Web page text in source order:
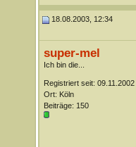
18.08.2003, 12:34
super-mel
Ich bin die...
Registriert seit: 09.11.2002
Ort: Köln
Beiträge: 150